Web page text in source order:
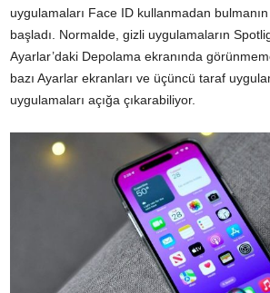
uygulamaları Face ID kullanmadan
başladı. Normalde, gizli uygulamaların
Ayarlar’daki Depolama ekranında
bazı Ayarlar ekranları ve üçüncü taraf
uygulamaları açığa çıkarabiliyor.